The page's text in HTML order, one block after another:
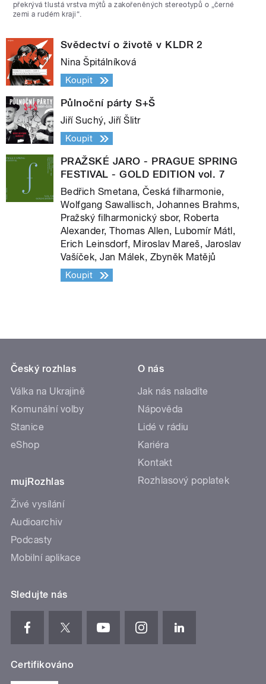
překrývá tlustá vrstva mýtů a zakořeněných stereotypů o „černé
zemi a rudém kraji“.
Svědectví o životě v KLDR 2
Nina Špitálníková
Koupit
Půlnoční párty S+Š
Jiří Suchý, Jiří Šlitr
Koupit
PRAŽSKÉ JARO - PRAGUE SPRING
FESTIVAL - GOLD EDITION vol. 7
Bedřich Smetana, Česká filharmonie,
Wolfgang Sawallisch, Johannes Brahms,
Pražský filharmonický sbor, Roberta
Alexander, Thomas Allen, Lubomír Mátl,
Erich Leinsdorf, Miroslav Mareš, Jaroslav
Vašíček, Jan Málek, Zbyněk Matějů
Koupit
Český rozhlas
Válka na Ukrajině
Komunální volby
Stanice
eShop
mujRozhlas
Živé vysílání
Audioarchiv
Podcasty
Mobilní aplikace
O nás
Jak nás naladíte
Nápověda
Lidé v rádiu
Kariéra
Kontakt
Rozhlasový poplatek
Sledujte nás
Certifikováno